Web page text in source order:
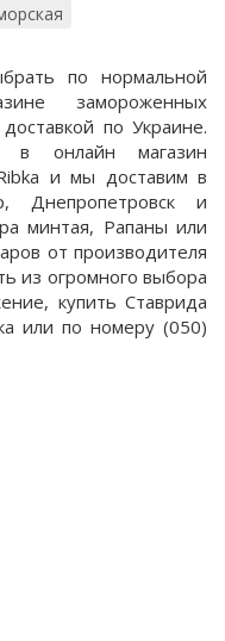
по нормальной
замороженных
по Украине.
в онлайн магазин
и мы доставим в
Днепропетровск и
минтая, Рапаны или
от производителя
из огромного выбора
купить Ставрида
или по номеру (050)